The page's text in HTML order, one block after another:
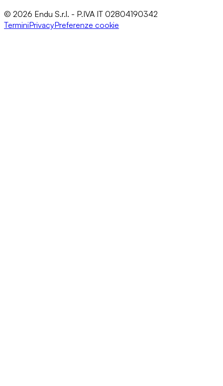
© 2026 Endu S.r.l. - P.IVA IT 02804190342
TerminiPrivacyPreferenze cookie